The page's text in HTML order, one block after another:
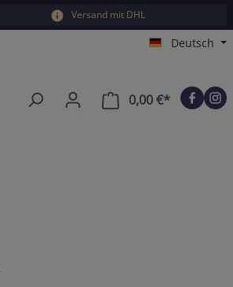
Versand mit DHL
Deutsch
0,00 €*Warenkorb